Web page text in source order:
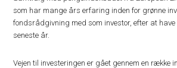
som har mange års erfaring inden for grønne
fondsrådgivning med som investor, efter at
seneste år.
Vejen til investeringen er gået gennem en række